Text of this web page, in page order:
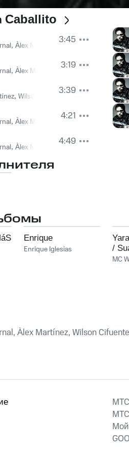
Caballito
, Àlex Martínez , Tito Ocampo, Juan
3:45
, Àlex Martínez ,Tito
3:19
, Wilson Cifuentes , Tito Ocampo,
3:39
, Àlex Martínez Tito Ocampo, Juan
4:21
, Àlex Martínez 4:49
Enrique
Enrique Iglesias
/
MC
Àlex Martínez, Wilson